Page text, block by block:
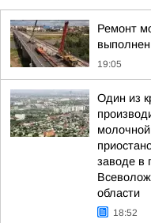
Ремонт
19:05
Один из
заводе в
области
18:52